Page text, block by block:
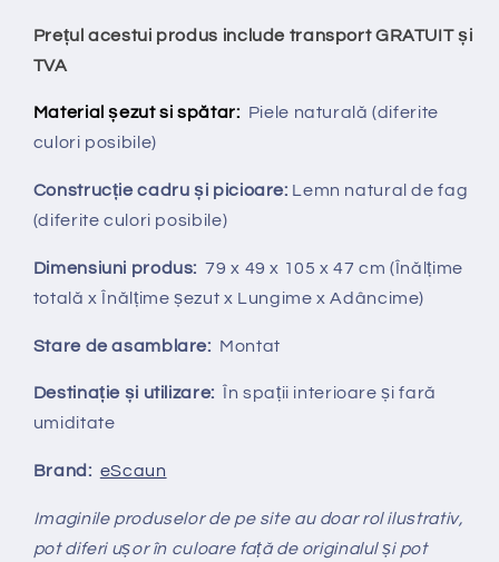
Prețul acestui produs include transport GRATUIT și
TVA
Material șezut si spătar: Piele naturală(diferite
culori posibile)
Construcție cadru și picioare: Lemn natural de fag
(diferite culori posibile)
Dimensiuni produs: 79 x 49 x 105 x 47 cm (Înălțime
totală x Înălțime șezut x Lungime x Adâncime)
Stare de asamblare: Montat
Destinație și utilizare: În spații interioare și fară
umiditate
Brand: eScaun
Imaginile produselor de pe site au doar rol ilustrativ,
pot diferi ușor în culoare față de originalul și pot